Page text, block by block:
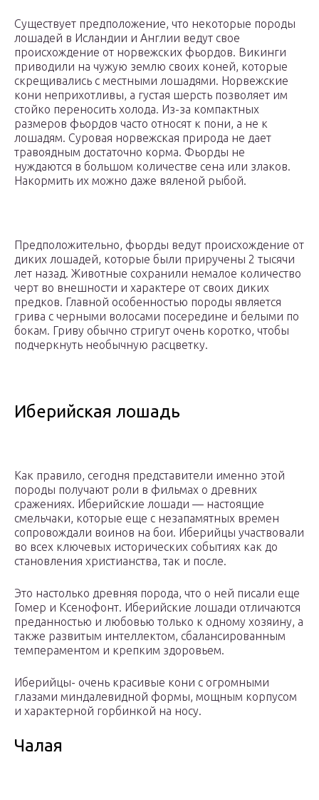
Существует предположение, что некоторые породы
лошадей в Исландии и Англии ведут свое
происхождение от норвежских фьордов. Викинги
приводили на чужую землю своих коней, которые
скрещивались с местными лошадями. Норвежские
кони неприхотливы, а густая шерсть позволяет им
стойко переносить холода. Из-за компактных
размеров фьордов часто относят к пони, а не к
лошадям. Суровая норвежская природа не дает
травоядным достаточно корма. Фьорды не
нуждаются в большом количестве сена или злаков.
Накормить их можно даже вяленой рыбой.
Предположительно, фьорды ведут происхождение от
диких лошадей, которые были приручены 2 тысячи
лет назад. Животные сохранили немалое количество
черт во внешности и характере от своих диких
предков. Главной особенностью породы является
грива с черными волосами посередине и белыми по
бокам. Гриву обычно стригут очень коротко, чтобы
подчеркнуть необычную расцветку.
Иберийская лошадь
Как правило, сегодня представители именно этой
породы получают роли в фильмах о древних
сражениях. Иберийские лошади — настоящие
смельчаки, которые еще с незапамятных времен
сопровождали воинов на бои. Иберийцы участвовали
во всех ключевых исторических событиях как до
становления христианства, так и после.
Это настолько древняя порода, что о ней писали еще
Гомер и Ксенофонт. Иберийские лошади отличаются
преданностью и любовью только к одному хозяину, а
также развитым интеллектом, сбалансированным
темпераментом и крепким здоровьем.
Иберийцы- очень красивые кони с огромными
глазами миндалевидной формы, мощным корпусом
и характерной горбинкой на носу.
Чалая